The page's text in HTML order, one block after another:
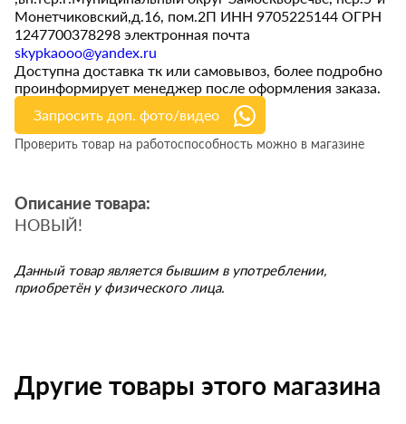
Монетчиковский,д.16, пом.2П ИНН 9705225144 ОГРН
1247700378298 электронная почта
skypkaooo@yandex.ru
Доступна доставка тк или самовывоз, более подробно
проинформирует менеджер после оформления заказа.
Запросить доп. фото/видео
Проверить товар на работоспособность можно в магазине
Описание товара:
НОВЫЙ!
Данный товар является бывшим в употреблении,
приобретён у физического лица.
Другие товары этого магазина